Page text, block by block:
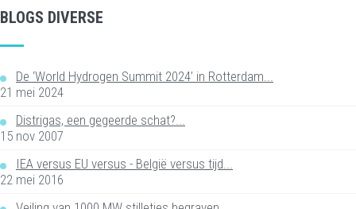
BLOGS DIVERSE
De ‘World Hydrogen Summit 2024’ in Rotterdam...
21 mei 2024
Distrigas, een gegeerde schat?...
15 nov 2007
IEA versus EU versus - België versus tijd...
22 mei 2016